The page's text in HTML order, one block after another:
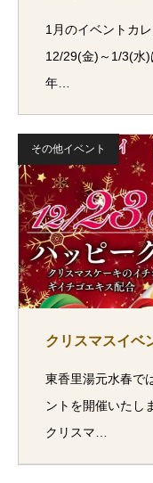
1月のイベントカ
12/29(金)～1/3(水
年…
その他イベント
クリスマスイベ
東香里湯元水春で
ントを開催いたし
クリスマ…